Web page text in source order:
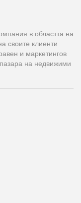
в областта на
своите клиенти
и маркетингов
на недвижими